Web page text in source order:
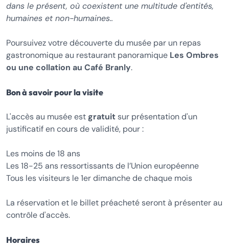
dans le présent, où coexistent une multitude d'entités,
humaines et non-humaines..
Poursuivez votre découverte du musée par un repas
gastronomique au restaurant panoramique Les Ombres
ou une collation au Café Branly.
Bon à savoir pour la visite
L'accès au musée est gratuit sur présentation d'un
justificatif en cours de validité, pour :
Les moins de 18 ans
Les 18-25 ans ressortissants de l’Union européenne
Tous les visiteurs le 1er dimanche de chaque mois
La réservation et le billet préacheté seront à présenter au
contrôle d'accès.
Horaires